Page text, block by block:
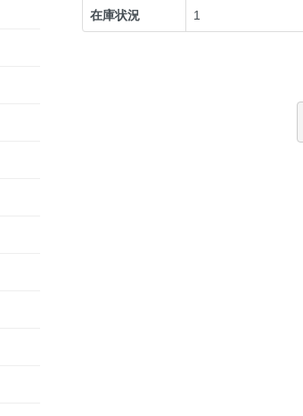
在庫状況 1